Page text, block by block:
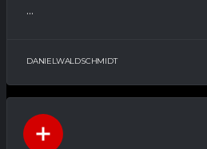
...
DANIELWALDSCHMIDT